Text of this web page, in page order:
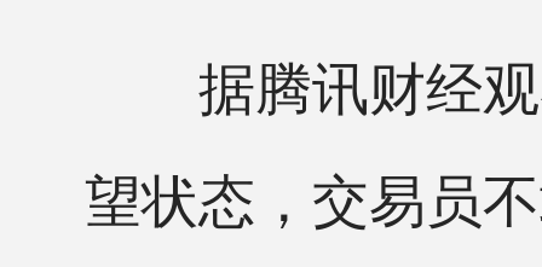
据腾讯财经观
望状态，交易员